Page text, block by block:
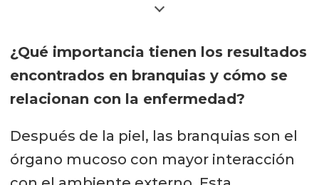
bacteriana más abundantes en
representando aproximadamente el
65% de los microorganismos
presentes en el agua de mar y hasta
presentes en el ecosistemas de
agua dulce. Dentro de este phylum,
¿Qué importancia tienen los resultados
encontrados en branquias y cómo se
relacionan con la enfermedad?
Después de la piel, las branquias son el
órgano mucoso con mayor interacción